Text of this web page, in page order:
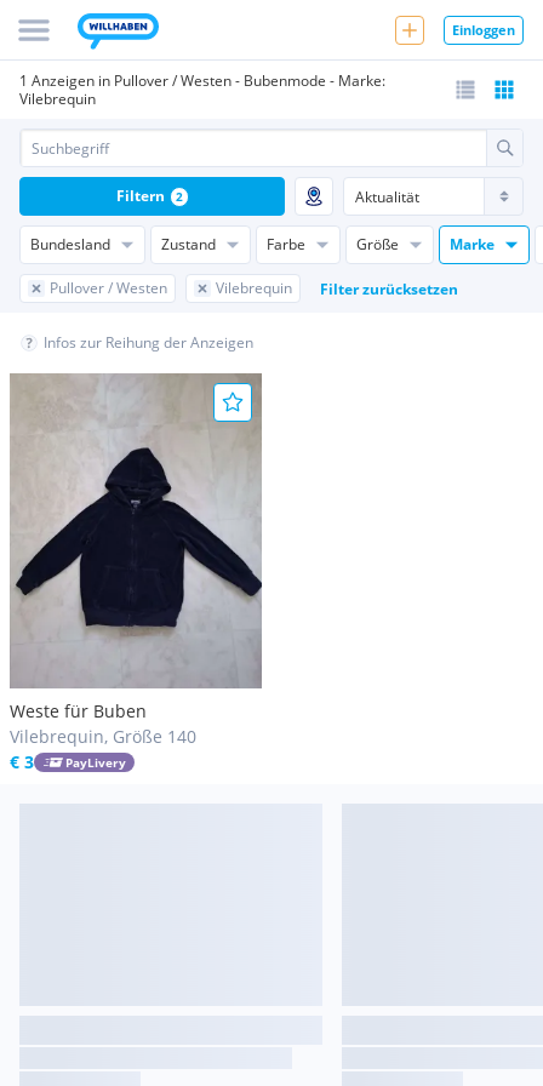
Einloggen
1 Anzeigen in Pullover / Westen - Bubenmode - Marke:
Vilebrequin
Bundesland Zustand Farbe Größe Marke
Pullover / Westen Vilebrequin Filter zurücksetzen
Filtern 2
Infos zur Reihung der Anzeigen
Weste für Buben
Vilebrequin, Größe 140
€ 3
PayLivery